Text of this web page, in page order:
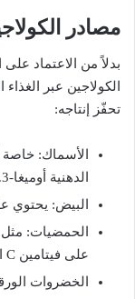
مصادر
بدلاً من الاعتماد
الكولاجين عبر
تحفّز إنتاجه:
الأسماك: خاصة
الدهنية أوميغا-3.
البيض: يحتوي
الحمضيات: مثل
على فيتامين C الذي يعزز إنتاج الكولاجين.
الخضروات